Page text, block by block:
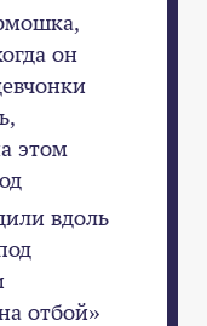
он
этом
вдоль
отбой»